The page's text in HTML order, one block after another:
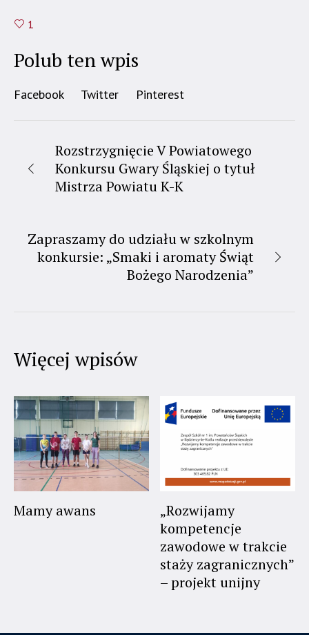
1
Polub ten wpis
Facebook Twitter Pinterest
Rozstrzygnięcie V Powiatowego
Konkursu Gwary Śląskiej o tytuł
Mistrza Powiatu K-K
Zapraszamy do udziału w szkolnym
konkursie: „Smaki i aromaty Świąt
Bożego Narodzenia”
Więcej wpisów
Mamy awans
„Rozwijamy
kompetencje
zawodowe w trakcie
staży zagranicznych”
– projekt unijny